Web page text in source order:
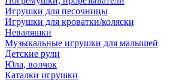
Игрушки для песочницы
Игрушки для кроватки/коляски
Неваляшки
Музыкальные игрушки для малышей
Детские рули
Юла, волчок
Каталки игрушки